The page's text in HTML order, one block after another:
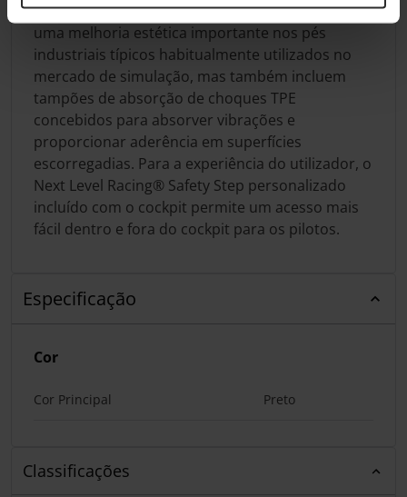
Os pés concebidos à medida não são apenas
uma melhoria estética importante nos pés
industriais típicos habitualmente utilizados no
mercado de simulação, mas também incluem
tampões de absorção de choques TPE
concebidos para absorver vibrações e
proporcionar aderência em superfícies
escorregadias. Para a experiência do utilizador, o
Next Level Racing® Safety Step personalizado
incluído com o cockpit permite um acesso mais
fácil dentro e fora do cockpit para os pilotos.
Especificação
Cor
Cor Principal Preto
Classificações